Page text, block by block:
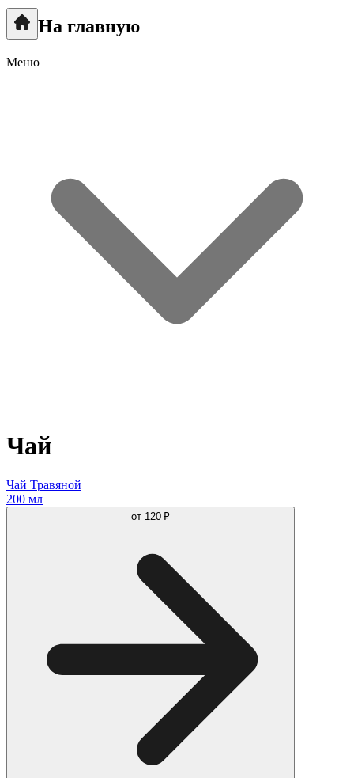
На главную
Меню
Чай
Чай Травяной
200 мл
от 120 ₽